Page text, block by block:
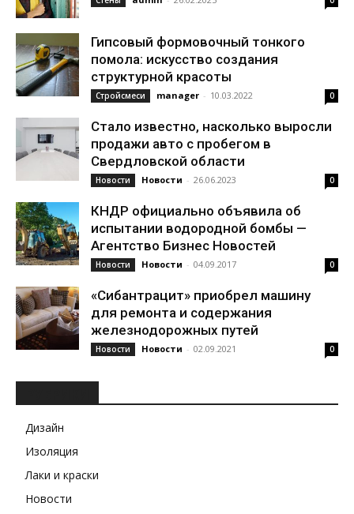
Гипсовый формовочный тонкого
помола: искусство создания
структурной красоты
Стройсмеси manager - 10.03.2022 0
Стало известно, насколько выросли
продажи авто с пробегом в
Свердловской области
Новости Новости - 26.06.2023 0
КНДР официально объявила об
испытании водородной бомбы —
Агентство Бизнес Новостей
Новости Новости - 04.09.2017 0
«Сибантрацит» приобрел машину
для ремонта и содержания
железнодорожных путей
Новости Новости - 02.09.2021 0
Дизайн
Изоляция
Лаки и краски
Новости